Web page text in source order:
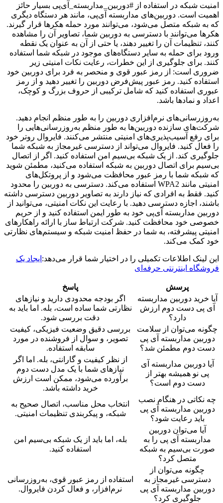
امنیت شبکه در استفاده از #دوربین_مداربسته_آی‌پی بسیار حائز
اهمیت است. دوربین‌های مداربسته آی‌پی، مانند هر دستگاه دیگری
که به شبکه متصل می‌شود، می‌توانند مورد حمله هکرها قرار گیرند.
هکرها می‌توانند با دسترسی به دوربین شما، تصاویر آن را مشاهده
کنند، تنظیمات آن را تغییر دهند، یا حتی از آن به عنوان یک نقطه
ورود برای حمله به سایر دستگاه‌های موجود در شبکه شما استفاده
کنند. برای جلوگیری از این خطرات، رعایت نکات امنیتی زیر
ضروری است: از رمز عبور قوی و منحصر به فرد برای دوربین خود
استفاده کنید. رمز عبور پیش‌فرض دوربین را تغییر دهید و از رمز
عبوری استفاده کنید که شامل ترکیبی از حروف بزرگ و کوچک،
اعداد و نمادها باشد.
به‌روزرسانی‌های نرم‌افزاری دوربین را به طور منظم انجام دهید.
شرکت‌های سازنده دوربین‌ها به طور منظم به‌روزرسانی‌هایی را
برای رفع آسیب‌پذیری‌های امنیتی منتشر می‌کنند. فایروال روتر خود
را فعال کنید. فایروال می‌تواند از دسترسی غیرمجاز به شبکه شما
جلوگیری کند. از یک شبکه بی‌سیم امن استفاده کنید. اگر از اتصال
بی‌سیم برای اتصال دوربین به شبکه استفاده می‌کنید، مطمئن شوید
که شبکه شما با رمز عبور محافظت می‌شود و از پروتکل‌های
امنیتی مانند WPA2 استفاده می‌کند. دسترسی به دوربین را محدود
کنید. فقط به افرادی که نیاز دارند به تصاویر دوربین دسترسی داشته
باشند، اجازه دسترسی دهید. با رعایت این نکات امنیتی، می‌توانید از
دوربین مداربسته آی‌پی خود به طور ایمن استفاده کنید و از حریم
خصوصی خود محافظت کنید. شرکت ارتباط ساز با ارائه راهکارهای
امنیتی پیشرفته، به شما در حفظ امنیت شبکه و سیستم‌های نظارتی
خود کمک می‌کند.
این لینک اطلاعات تکمیلی را در اختیار شما قرار می‌دهد: ایجاد یک
فروشگاه اینترنتی حرفه‌ای
پرسش
پاسخ
آیا خرید دوربین مداربسته
آی پی دست دوم ارزش
دارد؟
اگر بودجه محدودی دارید و نیازهای
نظارتی شما ساده است، بله. اما باید به
دقت بررسی شود.
چگونه می‌توان از سلامت
دوربین مداربسته آی پی
دست دوم مطمئن شد؟
بررسی دقیق وضعیت فیزیکی، کیفیت
تصویر، و سوال از فروشنده در مورد
سابقه استفاده.
آیا دوربین مداربسته آی
پی نو همیشه بهتر از
دست دوم است؟
از نظر کیفیت و گارانتی، بله. اما اگر
نیازهای شما با یک مدل دست دوم
برآورده می‌شود، ممکن است ارزش
خرید داشته باشد.
چه نکاتی در هنگام نصب
دوربین مداربسته آی پی
باید رعایت شود؟
انتخاب محل مناسب، اتصال صحیح به
شبکه، و پیکربندی تنظیمات امنیتی.
آیا می‌توان دوربین
مداربسته آی پی را به
صورت بی‌سیم به شبکه
متصل کرد؟
بله، اما باید از یک شبکه بی‌سیم امن
استفاده کنید.
چگونه می‌توان از
دسترسی غیرمجاز به
دوربین مداربسته آی پی
جلوگیری کرد؟
استفاده از رمز عبور قوی، به‌روزرسانی
نرم‌افزار، و فعال کردن فایروال.